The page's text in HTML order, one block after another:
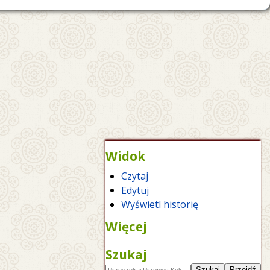
Widok
Czytaj
Edytuj
Wyświetl historię
Więcej
Szukaj